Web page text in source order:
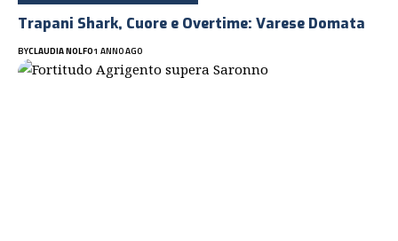
Trapani Shark, Cuore e Overtime: Varese Domata
BYCLAUDIA NOLFO1 ANNO AGO